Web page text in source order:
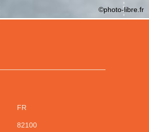
FR
82100
©photo-libre.fr